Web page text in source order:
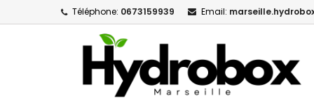
Téléphone: 0673159939 Email: